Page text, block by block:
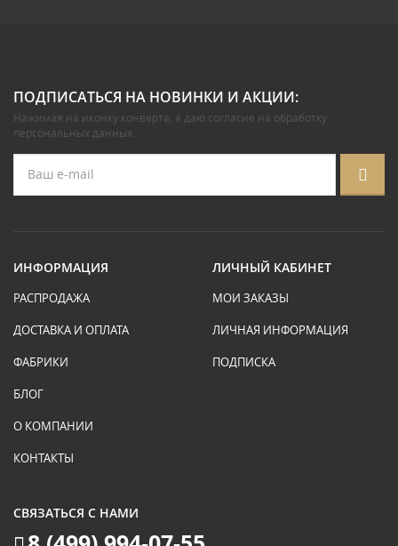
ПОДПИСАТЬСЯ НА НОВИНКИ И АКЦИИ:
Нажимая на иконку конверта, я даю согласие на обработку
персональных данных.
ИНФОРМАЦИЯ
РАСПРОДАЖА
ДОСТАВКА И ОПЛАТА
ФАБРИКИ
БЛОГ
О КОМПАНИИ
КОНТАКТЫ
ЛИЧНЫЙ КАБИНЕТ
МОИ ЗАКАЗЫ
ЛИЧНАЯ ИНФОРМАЦИЯ
ПОДПИСКА
СВЯЗАТЬСЯ С НАМИ